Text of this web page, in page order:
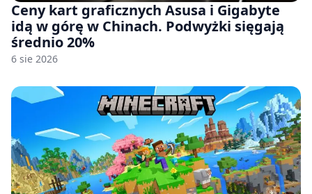
Ceny kart graficznych Asusa i Gigabyte
idą w górę w Chinach. Podwyżki sięgają
średnio 20%
6 sie 2026